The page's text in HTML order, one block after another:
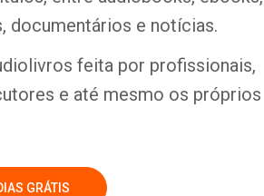
documentários e notícias.
feita por profissionais,
e até mesmo os próprios
GRÁTIS